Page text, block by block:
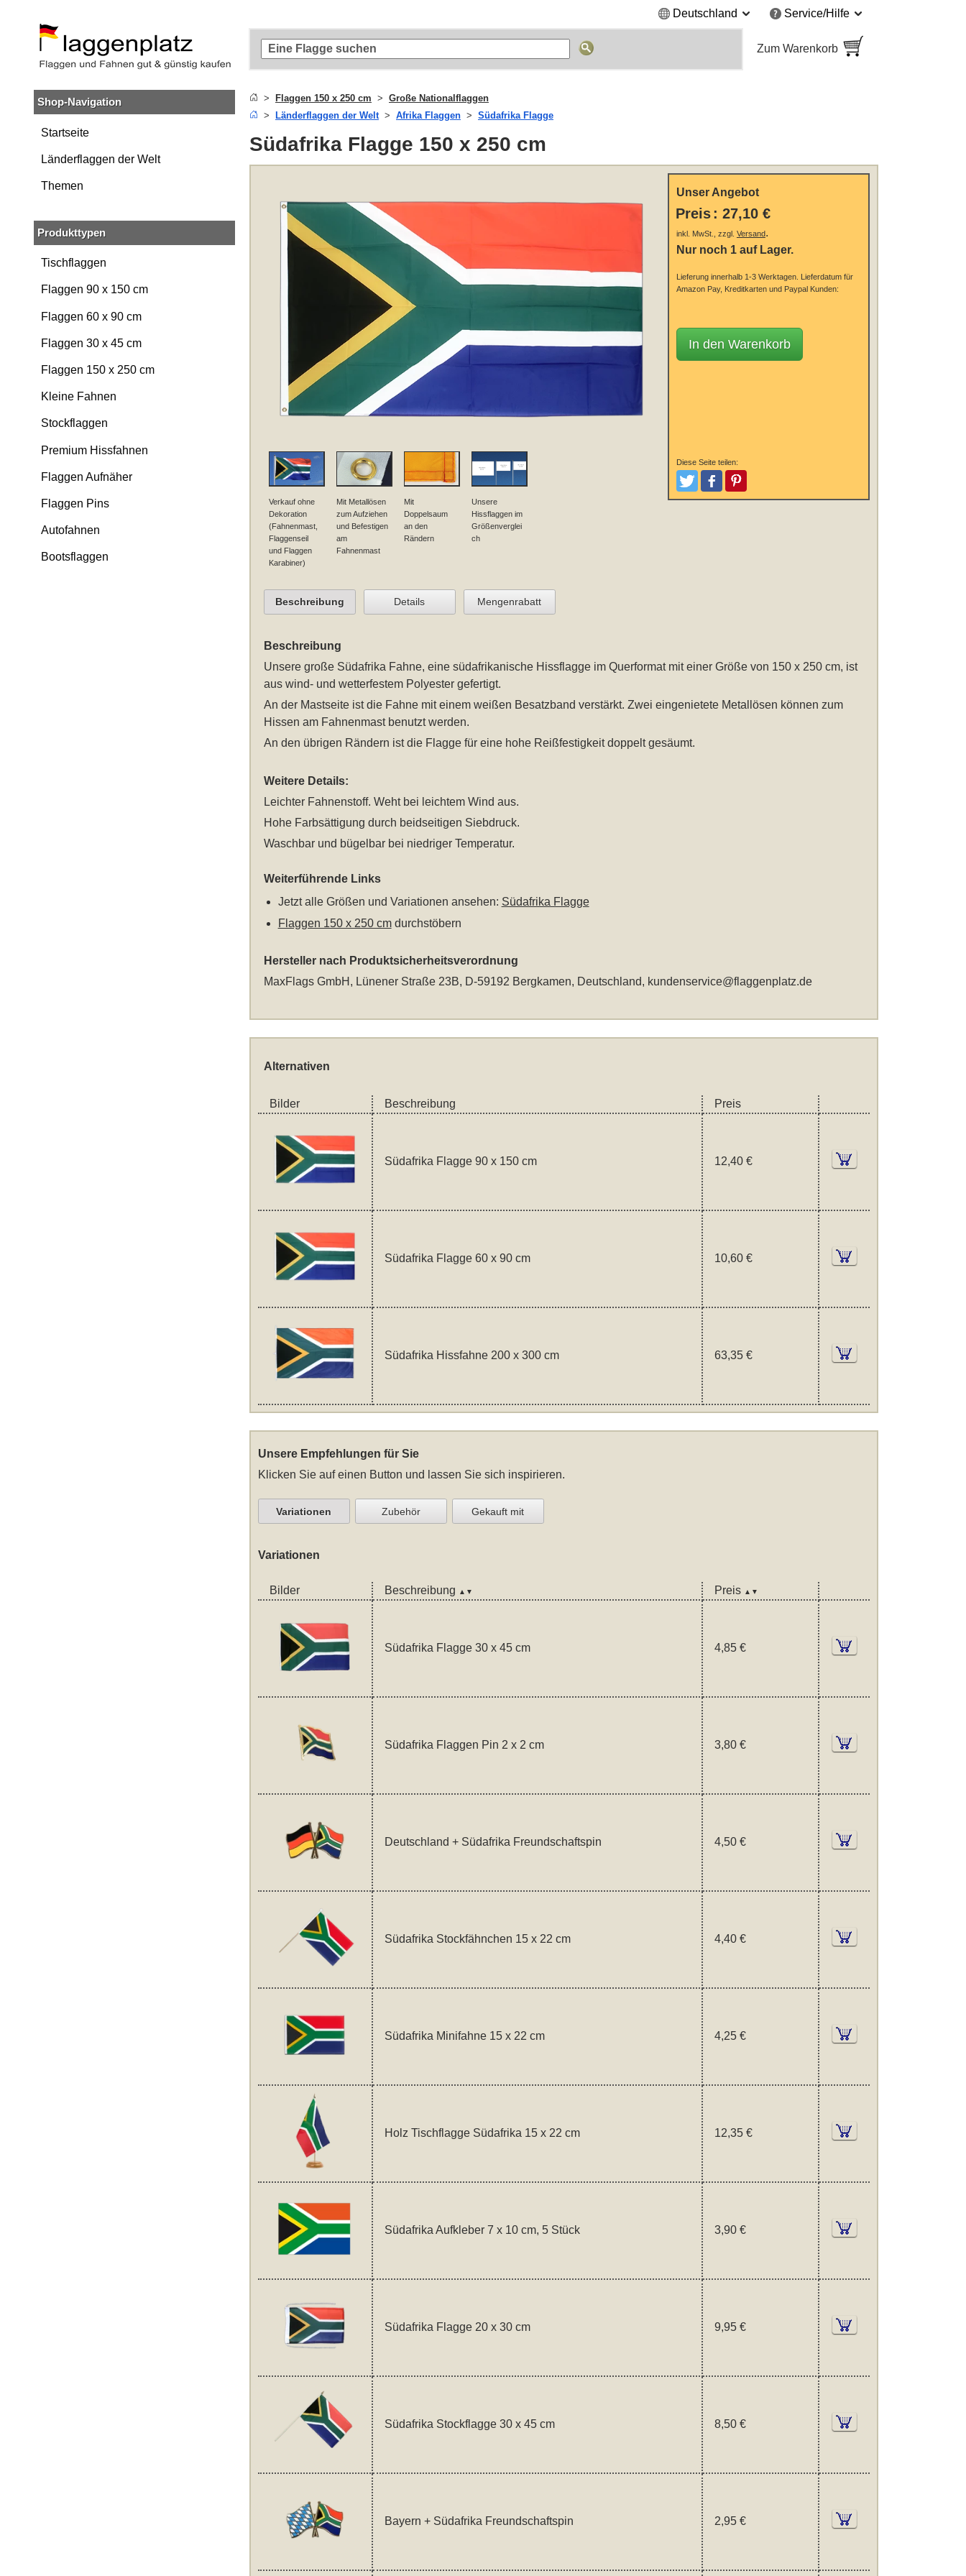
Hauptinhalt
springen
Suche
Zur
Navigation
springen
Deutschland Service/Hilfe
Zum Warenkorb
Shop-Navigation
Startseite
Länderflaggen der Welt
Themen
Produkttypen
Tischflaggen
Flaggen 90 x 150 cm
Flaggen 60 x 90 cm
Flaggen 30 x 45 cm
Flaggen 150 x 250 cm
Kleine Fahnen
Stockflaggen
Premium Hissfahnen
Flaggen Aufnäher
Flaggen Pins
Autofahnen
Bootsflaggen
Flaggen 150 x 250 cm
Große Nationalflaggen
Länderflaggen der Welt
Afrika Flaggen Südafrika Flagge
Südafrika Flagge 150 x 250 cm
Verkauf ohne
Dekoration
(Fahnenmast,
Flaggenseil
und Flaggen
Karabiner)
Mit Metallösen
zum Aufziehen
und Befestigen
am
Fahnenmast
Mit
Doppelsaum
an den
Rändern
Unsere
Hissflaggen im
Größenverglei
ch
Unser Angebot
Preis : 27,10 €
inkl. MwSt., zzgl. Versand.
Nur noch 1 auf Lager.
Lieferung innerhalb 1-3 Werktagen.
Lieferdatum für
Amazon Pay, Kreditkarten und Paypal Kunden:
In den Warenkorb
Diese Seite teilen:
TweetenPostenPinterest
Beschreibung Details Mengenrabatt
Beschreibung
Unsere große Südafrika Fahne, eine südafrikanische Hissflagge im Querformat mit einer Größe von 150 x 250 cm, ist
aus wind- und wetterfestem Polyester gefertigt.
An der Mastseite ist die Fahne mit einem weißen Besatzband verstärkt. Zwei eingenietete Metallösen können zum
Hissen am Fahnenmast benutzt werden.
An den übrigen Rändern ist die Flagge für eine hohe Reißfestigkeit doppelt gesäumt.
Weitere Details:
Leichter Fahnenstoff. Weht bei leichtem Wind aus.
Hohe Farbsättigung durch beidseitigen Siebdruck.
Waschbar und bügelbar bei niedriger Temperatur.
Weiterführende Links
Jetzt alle Größen und Variationen ansehen: Südafrika Flagge
Flaggen 150 x 250 cmdurchstöbern
Hersteller nach Produktsicherheitsverordnung
MaxFlags GmbH, Lünener Straße 23B, D-59192 Bergkamen, Deutschland, kundenservice@flaggenplatz.de
Alternativen
Bilder Beschreibung Preis
Südafrika Flagge 90 x 150 cm 12,40 €
Südafrika Flagge 60 x 90 cm 10,60 €
Südafrika Hissfahne 200 x 300 cm 63,35 €
Unsere Empfehlungen für Sie
Klicken Sie auf einen Button und lassen Sie sich inspirieren.
Variationen Zubehör Gekauft mit
Variationen
Bilder Beschreibung ▲▼ Preis ▲▼
Südafrika Flagge 30 x 45 cm 4,85 €
Südafrika Flaggen Pin 2 x 2 cm 3,80 €
Deutschland + Südafrika Freundschaftspin 4,50 €
Südafrika Stockfähnchen 15 x 22 cm 4,40 €
Südafrika Minifahne 15 x 22 cm 4,25 €
Holz Tischflagge Südafrika 15 x 22 cm 12,35 €
Südafrika Aufkleber 7 x 10 cm, 5 Stück 3,90 €
Südafrika Flagge 20 x 30 cm 9,95 €
Südafrika Stockflagge 30 x 45 cm 8,50 €
Bayern + Südafrika Freundschaftspin 2,95 €